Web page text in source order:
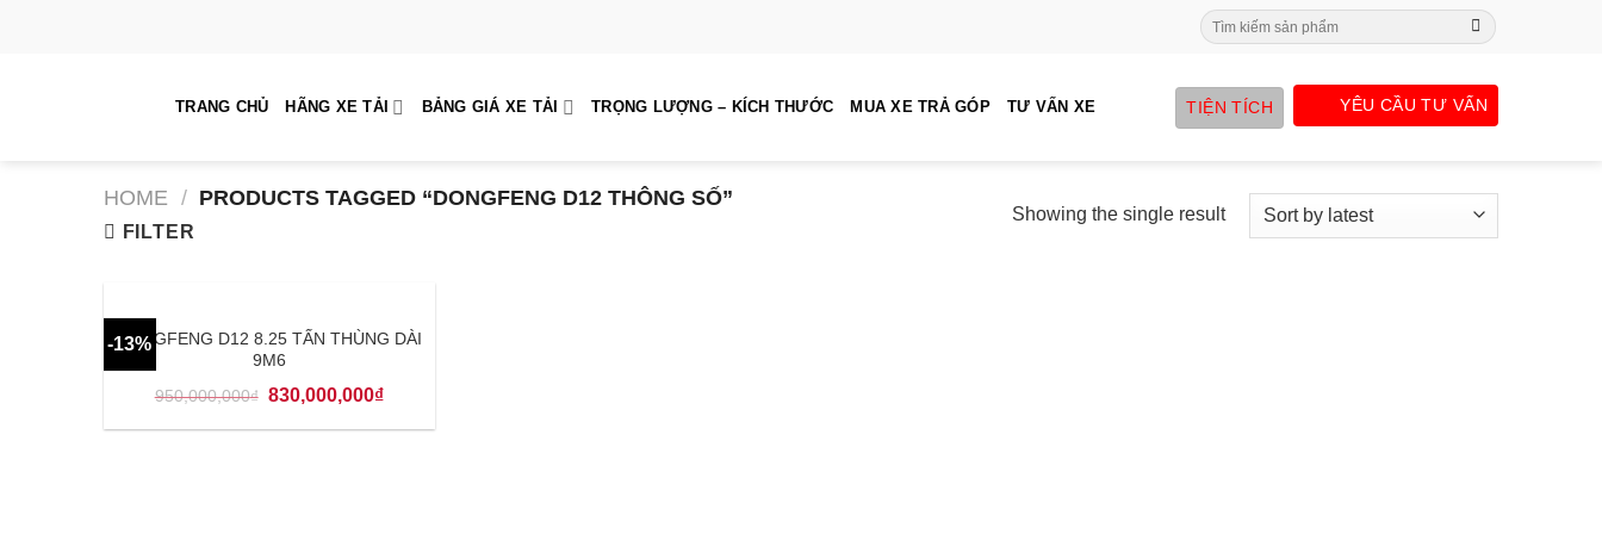
Search
for:
TRANG CHỦ HÃNG XE TẢI BẢNG GIÁ XE TẢI TRỌNG LƯỢNG – KÍCH THƯỚC MUA XE TRẢ GÓP TƯ VẤN XE TIỆN TÍCH YÊU CẦU TƯ VẤN
HOME / PRODUCTS TAGGED “DONGFENG D12 THÔNG SỐ”
FILTER
Showing the single result
-13%
DONGFENG D12 8.25 TẤN THÙNG DÀI
9M6
950,000,000₫ 830,000,000₫